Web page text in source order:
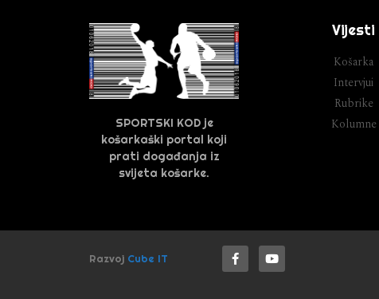
SPORTSKI KOD je
košarkaški portal koji
prati događanja iz
svijeta košarke.
Vijesti
Košarka
Intervjui
Rubrike
Kolumne
Razvoj Cube IT